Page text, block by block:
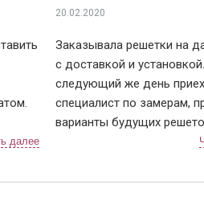
с
20.02.2020
Заказывала решетки на
с доставкой и
следующий же день
специалист по замерам,
варианты будущих
объяснил нюансы и
не подвели, приехали в